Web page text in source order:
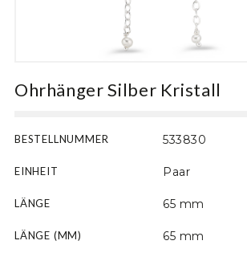
Motiv
Ohrhänger Silber Kristall
BESTELLNUMMER 533830
EINHEIT Paar
LÄNGE 65 mm
LÄNGE (MM) 65 mm